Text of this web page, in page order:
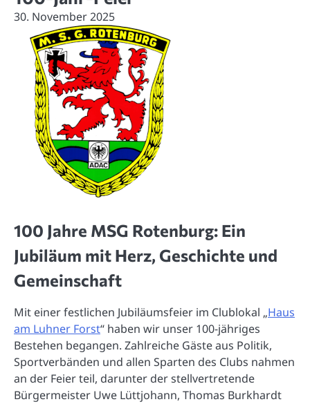
30. November 2025
100 Jahre MSG Rotenburg: Ein
Jubiläum mit Herz, Geschichte und
Gemeinschaft
Mit einer festlichen Jubiläumsfeier im Clublokal „Haus
am Luhner Forst“ haben wir unser 100-jähriges
Bestehen begangen. Zahlreiche Gäste aus Politik,
Sportverbänden und allen Sparten des Clubs nahmen
an der Feier teil, darunter der stellvertretende
Bürgermeister Uwe Lüttjohann, Thomas Burkhardt